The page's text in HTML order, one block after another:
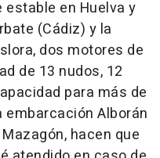
en Huelva y
(Cádiz) y la
dos motores de
de 13 nudos, 12
para más de
Alborán
hacen que